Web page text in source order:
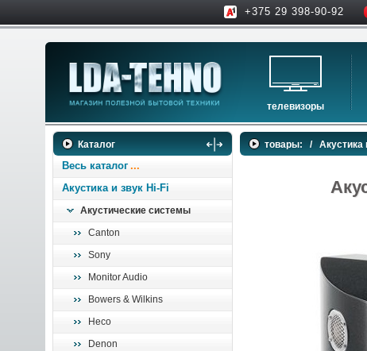
+375 29 398-90-92
телевизоры
телевизоры
аксессуары для тв
Каталог
Весь каталог
Акустика и звук Hi-Fi
Акустические системы
Canton
Sony
Monitor Audio
Bowers & Wilkins
Heco
Denon
товары: / Акустика